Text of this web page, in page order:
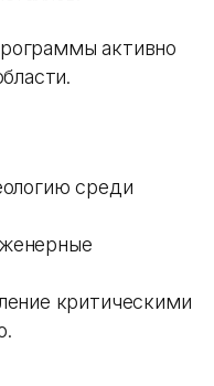
активно
среди
критическими